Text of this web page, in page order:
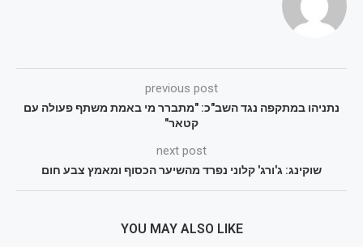
previous post
נתניהו במתקפה נגד השב"כ: "מתברר מי באמת משתף פעולה עם
קטאר"
next post
שוקינג: ג'ורג' קלוני נפרד מהשיער הכסוף ומאמץ צבע חום
YOU MAY ALSO LIKE